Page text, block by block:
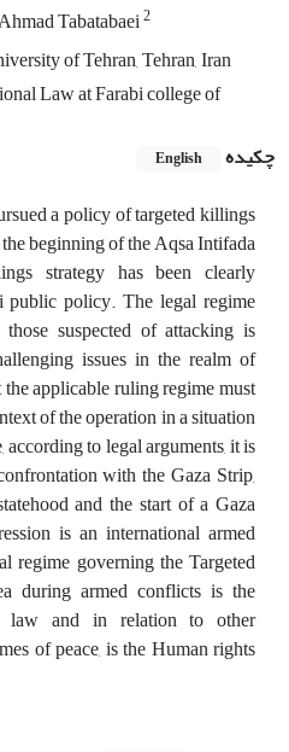
Tabatabaei2
of Tehran, Tehran, Iran
Law at Farabi college of
چکیده
English
a policy of targeted killings
beginning of the Aqsa Intifada
strategy has been clearly
public policy. The legal regime
suspected of attacking is
issues in the realm of
applicable ruling regime must
of the operation in a situation
to legal arguments, it is
with the Gaza Strip,
and the start of a Gaza
is an international armed
regime governing the Targeted
during armed conflicts is the
law and in relation to other
of peace, is the Human rights